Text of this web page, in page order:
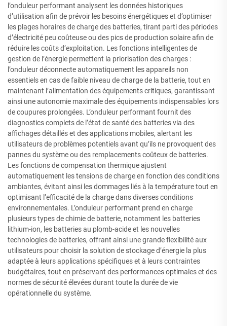
l’onduleur performant analysent les données historiques
d’utilisation afin de prévoir les besoins énergétiques et d’optimiser
les plages horaires de charge des batteries, tirant parti des périodes
d’électricité peu coûteuse ou des pics de production solaire afin de
réduire les coûts d’exploitation. Les fonctions intelligentes de
gestion de l’énergie permettent la priorisation des charges :
l’onduleur déconnecte automatiquement les appareils non
essentiels en cas de faible niveau de charge de la batterie, tout en
maintenant l’alimentation des équipements critiques, garantissant
ainsi une autonomie maximale des équipements indispensables lors
de coupures prolongées. L’onduleur performant fournit des
diagnostics complets de l’état de santé des batteries via des
affichages détaillés et des applications mobiles, alertant les
utilisateurs de problèmes potentiels avant qu’ils ne provoquent des
pannes du système ou des remplacements coûteux de batteries.
Les fonctions de compensation thermique ajustent
automatiquement les tensions de charge en fonction des conditions
ambiantes, évitant ainsi les dommages liés à la température tout en
optimisant l’efficacité de la charge dans diverses conditions
environnementales. L’onduleur performant prend en charge
plusieurs types de chimie de batterie, notamment les batteries
lithium-ion, les batteries au plomb-acide et les nouvelles
technologies de batteries, offrant ainsi une grande flexibilité aux
utilisateurs pour choisir la solution de stockage d’énergie la plus
adaptée à leurs applications spécifiques et à leurs contraintes
budgétaires, tout en préservant des performances optimales et des
normes de sécurité élevées durant toute la durée de vie
opérationnelle du système.